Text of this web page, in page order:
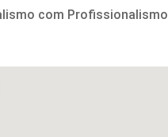
com Profissionalismo